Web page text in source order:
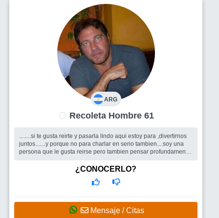
ARG
Recoleta Hombre 61
........si te gusta reirte y pasarla lindo aqui estoy para ,divertirnos
juntos.......y porque no para charlar en serio tambien....soy una
persona que le gusta reirse pero tambien pensar profundamente
estoy buscando una mujer que sea en principio
NORMAL...despues es obvio que en una mujer me gustan mas
unas cosas que otras ,asi que ,tendria que conocerte....porque no
¿CONOCERLO?
Mensaje / Citas